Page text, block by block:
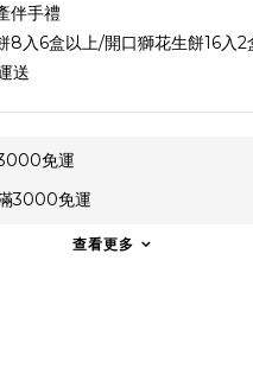
伴手禮
8入6盒以上/開口獅花生餅16入2
送
免運
3000免運
查看更多